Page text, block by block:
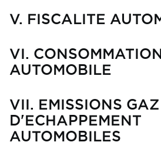
V. FISCALITE
VI.
AUTOMOBILE
VII. EMISSIONS GAZ
D'ECHAPPEMENT
AUTOMOBILES